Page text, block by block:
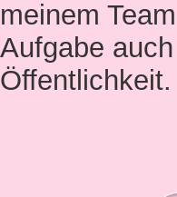
meinem
Aufgabe
Öffentlichkeit.